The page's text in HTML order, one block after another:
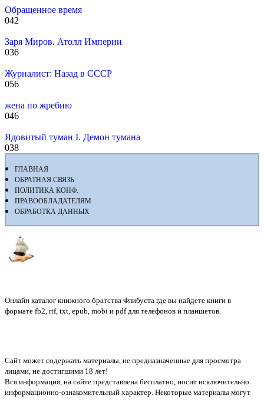
Обращенное время
042
Заря Миров. Атолл Империи
036
Журналист: Назад в СССР
056
жена по жребию
046
Ядовитый туман I. Демон тумана
038
ГЛАВНАЯ
ОБРАТНАЯ СВЯЗЬ
ПОЛИТИКА КОНФ.
ПРАВООБЛАДАТЕЛЯМ
ОБРАБОТКА ДАННЫХ
Онлайн каталог книжного братства Флибуста где вы найдете книги в
формате fb2, rtf, txt, epub, mobi и pdf для телефонов и планшетов.
Сайт может содержать материалы, не предназначенные для просмотра
лицами, не достигшими 18 лет!
Вся информация, на сайте представлена бесплатно, носит исключительно
информационно-ознакомительный характер. Некоторые материалы могут